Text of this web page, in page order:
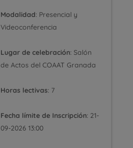
Modalidad: Presencial y
Videoconferencia
Lugar de celebración: Salón
de Actos del COAAT Granada
Horas lectivas: 7
Fecha límite de Inscripción: 21-
09-2026 13:00